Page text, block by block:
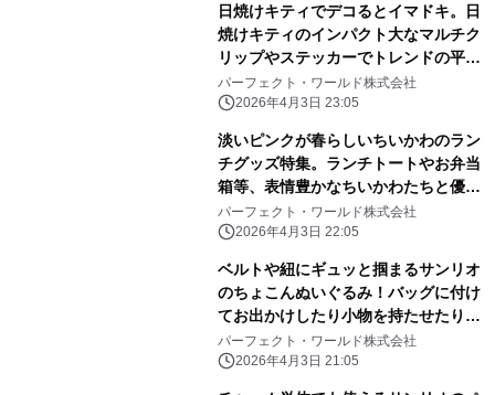
日焼けキティでデコるとイマドキ。日
焼けキティのインパクト大なマルチク
リップやステッカーでトレンドの平成
レトロ感ばっちりです。
パーフェクト・ワールド株式会社
2026年4月3日 23:05
淡いピンクが春らしいちいかわのラン
チグッズ特集。ランチトートやお弁当
箱等、表情豊かなちいかわたちと優し
いピンク色に心和む
パーフェクト・ワールド株式会社
2026年4月3日 22:05
ベルトや紐にギュッと掴まるサンリオ
のちょこんぬいぐるみ！バッグに付け
てお出かけしたり小物を持たせたりと
自由に楽しめる！
パーフェクト・ワールド株式会社
2026年4月3日 21:05